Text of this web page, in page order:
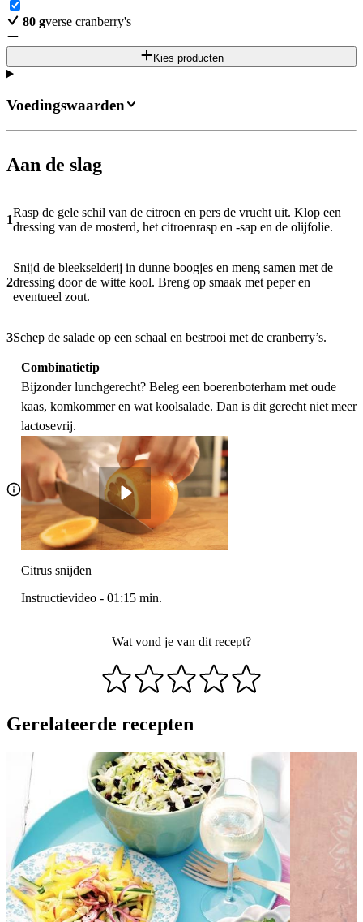
80 gverse cranberry's
Kies producten
Aan de slag
1
Rasp de gele schil van de citroen en pers de vrucht uit. Klop een
dressing van de mosterd, het citroenrasp en -sap en de olijfolie.
2
Snijd de bleekselderij in dunne boogjes en meng samen met de
dressing door de witte kool. Breng op smaak met peper en
eventueel zout.
3Schep de salade op een schaal en bestrooi met de cranberry’s.
Combinatietip
Bijzonder lunchgerecht? Beleg een boerenboterham met oude
kaas, komkommer en wat koolsalade. Dan is dit gerecht niet meer
lactosevrij.
Citrus snijden
Instructievideo - 01:15 min.
Wat vond je van dit recept?
Voedingswaarden
Gerelateerde recepten